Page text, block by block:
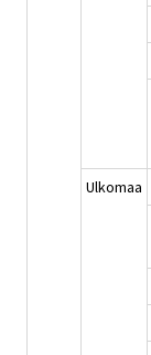
Ulkomaa